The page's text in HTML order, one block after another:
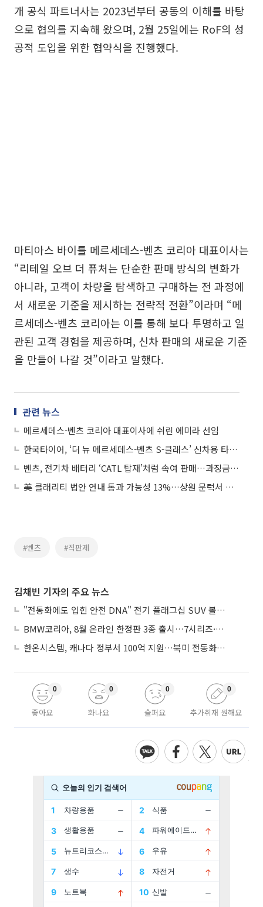
개 공식 파트너사는 2023년부터 공동의 이해를 바탕
으로 협의를 지속해 왔으며, 2월 25일에는 RoF의 성
공적 도입을 위한 협약식을 진행했다.
마티아스 바이틀 메르세데스-벤츠 코리아 대표이사는
“리테일 오브 더 퓨처는 단순한 판매 방식의 변화가
아니라, 고객이 차량을 탐색하고 구매하는 전 과정에
서 새로운 기준을 제시하는 전략적 전환”이라며 “메
르세데스-벤츠 코리아는 이를 통해 보다 투명하고 일
관된 고객 경험을 제공하며, 신차 판매의 새로운 기준
을 만들어 나갈 것”이라고 말했다.
관련 뉴스
메르세데스-벤츠 코리아 대표이사에 쉬린 에미라 선임
한국타이어, ‘더 뉴 메르세데스-벤츠 S-클래스’ 신차용 타이어 공급
벤츠, 전기차 배터리 ‘CATL 탑재’처럼 속여 판매…과징금 112억·검찰 고발
美 클래리티 법안 연내 통과 가능성 13%…상원 문턱서 제동
#벤츠 #직판제
김채빈 기자의 주요 뉴스
"전동화에도 입힌 안전 DNA" 전기 플래그십 SUV 볼보 'EX90'
BMW코리아, 8월 온라인 한정판 3종 출시…7시리즈·X7·M340i 투어링
한온시스템, 캐나다 정부서 100억 지원…북미 전동화 시장 가속
좋아요
0
화나요
0
슬퍼요
0
추가취재 원해요
0